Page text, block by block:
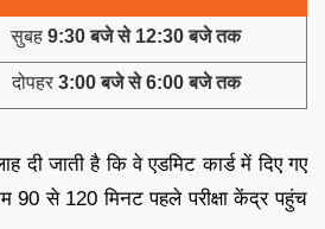
सुबह 9:30 बजे से 12:30 बजे तक
दोपहर 3:00 बजे से 6:00 बजे तक
दी जाती है कि वे एडमिट कार्ड में दिए गए
90 से 120 मिनट पहले परीक्षा केंद्र पहुंच